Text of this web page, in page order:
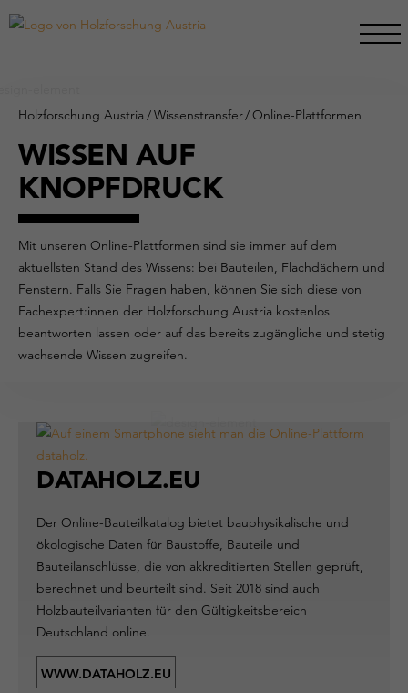
Holzforschung Austria /Wissenstransfer/Online-Plattformen
WISSEN AUF
KNOPFDRUCK
Mit unseren Online-Plattformen sind sie immer auf dem
aktuellsten Stand des Wissens: bei Bauteilen, Flachdächern und
Fenstern. Falls Sie Fragen haben, können Sie sich diese von
Fachexpert:innen der Holzforschung Austria kostenlos
beantworten lassen oder auf das bereits zugängliche und stetig
wachsende Wissen zugreifen.
DATAHOLZ.EU
Der Online-Bauteilkatalog bietet bauphysikalische und
ökologische Daten für Baustoffe, Bauteile und
Bauteilanschlüsse, die von akkreditierten Stellen geprüft,
berechnet und beurteilt sind. Seit 2018 sind auch
Holzbauteilvarianten für den Gültigkeitsbereich
Deutschland online.
WWW.DATAHOLZ.EU